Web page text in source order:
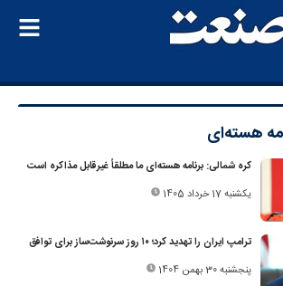
هسته‌ای
کره شمالی: برنامه هسته‌ای ما مطلقاً غیرقابل مذاکره است
یکشنبه 17 خرداد 1405
ترامپ ایران را تهدید کرد؛ ۱۰ روز سرنوشت‌ساز برای توافق
پنجشنبه 30 بهمن 1404